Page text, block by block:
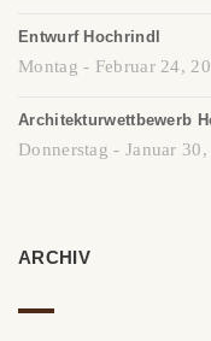
Entwurf Hochrindl
Montag - Februar 24,
Architekturwettbewerb
Donnerstag - Januar 30,
ARCHIV